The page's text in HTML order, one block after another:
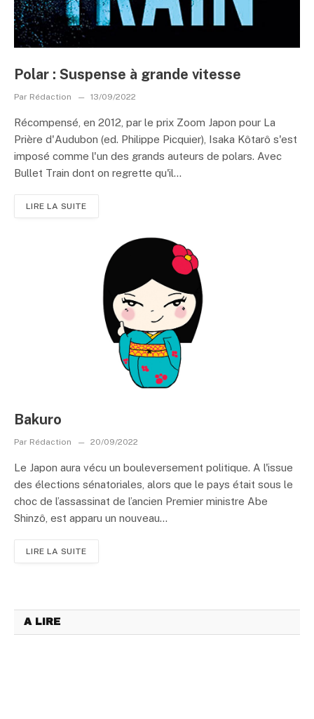
Polar : Suspense à grande vitesse
Par Rédaction 13/09/2022
Récompensé, en 2012, par le prix Zoom Japon pour La
Prière d'Audubon (ed. Philippe Picquier), Isaka Kôtarô s'est
imposé comme l'un des grands auteurs de polars. Avec
Bullet Train dont on regrette qu'il...
LIRE LA SUITE
Bakuro
Par Rédaction 20/09/2022
Le Japon aura vécu un bouleversement politique. A l'issue
des élections sénatoriales, alors que le pays était sous le
choc de l’assassinat de l’ancien Premier ministre Abe
Shinzô, est apparu un nouveau...
LIRE LA SUITE
A LIRE